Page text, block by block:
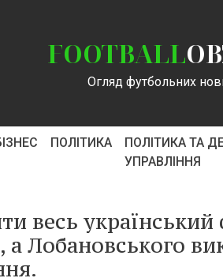
FOOTBALL
Огляд футбольних
ПОЛІТИКА
ПОЛІТИКА ТА
УПРАВЛІННЯ
весь
а Лобановського